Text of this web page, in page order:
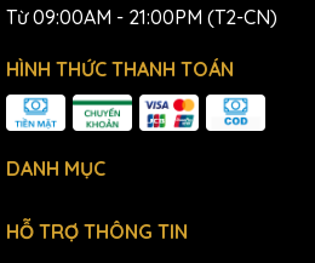
Từ 09:00AM - 21:00PM (T2-CN)
HÌNH THỨC THANH TOÁN
DANH MỤC
HỖ TRỢ THÔNG TIN